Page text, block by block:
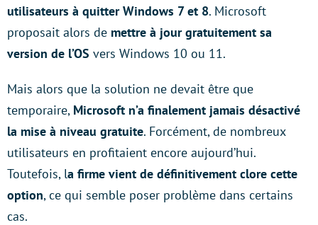
utilisateurs à quitter Windows 7 et 8. Microsoft
proposait alors de mettre à jour gratuitement sa
version de l’OS vers Windows 10 ou 11.
Mais alors que la solution ne devait être que
temporaire, Microsoft n’a finalement jamais désactivé
la mise à niveau gratuite. Forcément, de nombreux
utilisateurs en profitaient encore aujourd’hui.
Toutefois, la firme vient de définitivement clore cette
option, ce qui semble poser problème dans certains
cas.